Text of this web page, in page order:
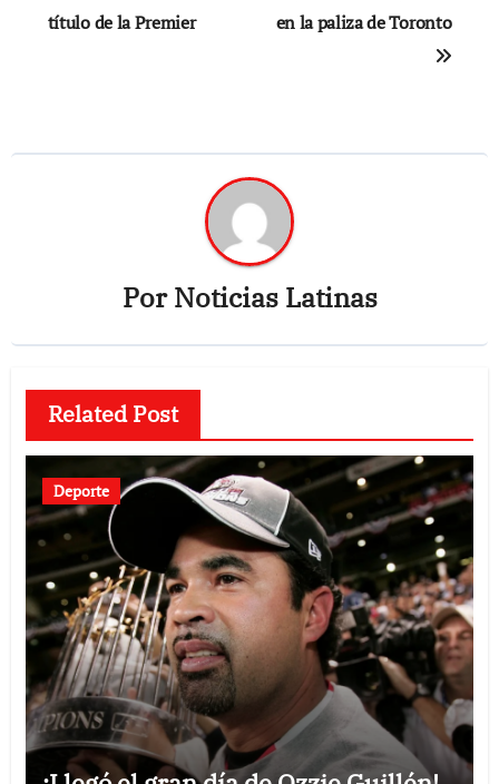
de
título de la Premier
en la paliza de Toronto
PorNoticias Latinas
Related Post
Deporte